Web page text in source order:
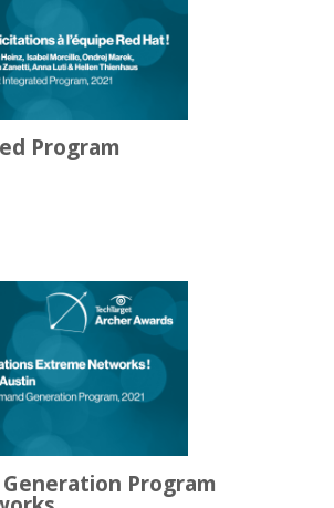
Program
Program